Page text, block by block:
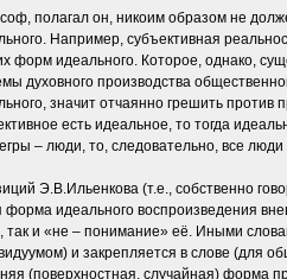
полагал он, никоим образом не
Например, субъективная
форм идеального. Которое, однако,
духовного производства
значит отчаянно грешить
есть идеальное, то тогда
– люди, то, следовательно, все
Э.В.Ильенкова (т.е., собственно
форма идеального воспроизведения
так и «не – понимание» её. Иными
и закрепляется в слове (для
(поверхностная, случайная) форма